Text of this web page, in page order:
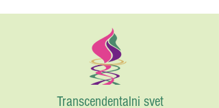
Transcendentalni svet